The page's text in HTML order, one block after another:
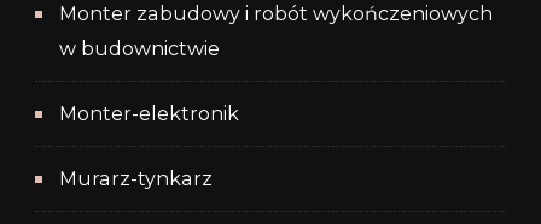
Monter zabudowy i robót wykończeniowych
w budownictwie
Monter-elektronik
Murarz-tynkarz